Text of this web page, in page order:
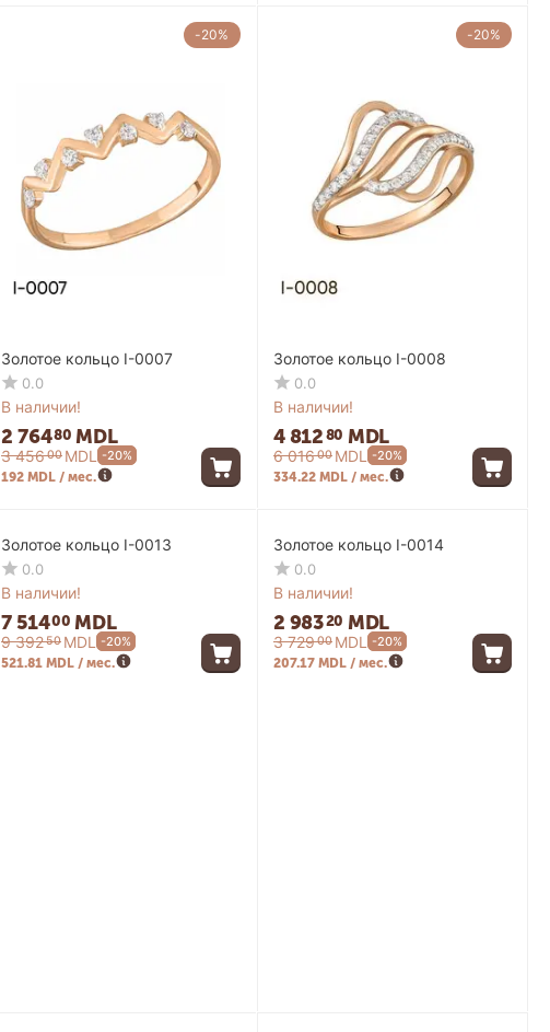
-20%
Золотое кольцо I-0007
0.0
В наличии!
2 76480 MDL
3 45600 MDL
-20%
192 MDL / мес.
-20%
Золотое кольцо I-0008
0.0
В наличии!
4 81280 MDL
6 01600 MDL
-20%
334.22 MDL / мес.
Золотое кольцо I-0013
0.0
В наличии!
7 51400 MDL
9 39250 MDL
-20%
521.81 MDL / мес.
Золотое кольцо I-0014
0.0
В наличии!
2 98320 MDL
3 72900 MDL
-20%
207.17 MDL / мес.